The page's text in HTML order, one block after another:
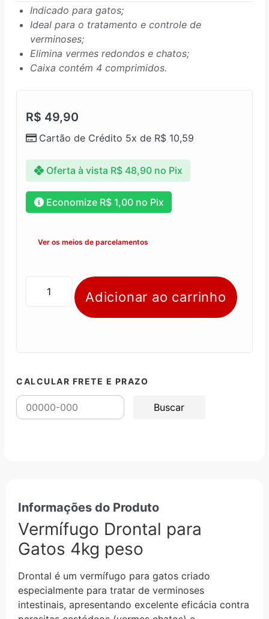
Indicado para gatos;
Ideal para o tratamento e controle de
verminoses;
Elimina vermes redondos e chatos;
Caixa contém 4 comprimidos.
R$ 49,90
Cartão de Crédito 5x de R$ 10,59
Oferta à vista R$48,90 no Pix
Economize R$1,00no Pix
Ver os meios de parcelamentos
Adicionar ao carrinho
CALCULAR FRETE E PRAZO
Informações do Produto
Vermífugo Drontal para
Gatos 4kg peso
Drontal é um vermífugo para gatos criado
especialmente para tratar de verminoses
intestinais, apresentando excelente eficácia contra